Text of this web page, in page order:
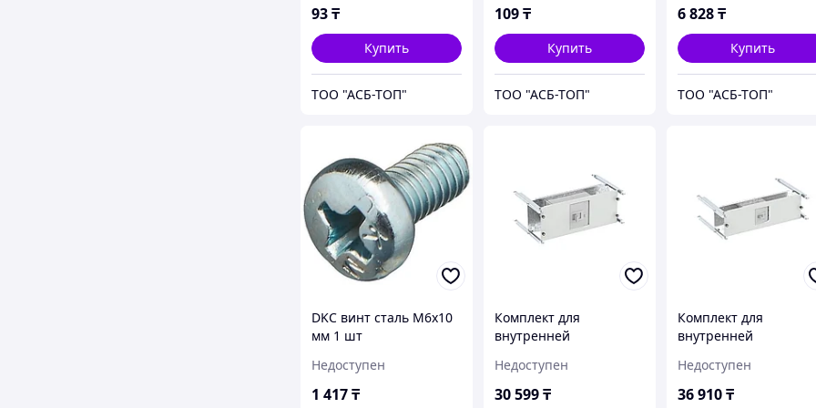
93₸
Купить
ТОО "АСБ-ТОП"
109₸
Купить
ТОО "АСБ-ТОП"
6 828₸
Купить
ТОО "АСБ-ТОП"
DKC винт сталь M6x10
мм 1 шт
Недоступен
1 417₸
Комплект для
внутренней
установки с винтовым
креплением 3п 3VT3
Недоступен
30 599₸
Комплект для
внутренней
установки с винтовым
креплением 3п ХТ2 (F-
Недоступен
36 910₸